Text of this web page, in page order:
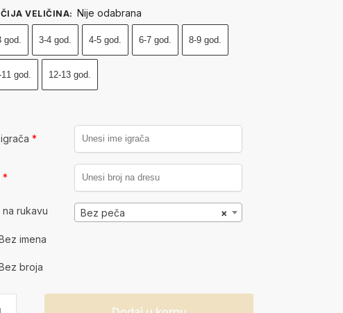
VELIČINA: Nije odabrana
god. 3-4 god. 4-5 god. 6-7 god. 8-9 god.
god. 12-13 god.
igrača*
*
na rukavu ×
Bez peča
imena
broja